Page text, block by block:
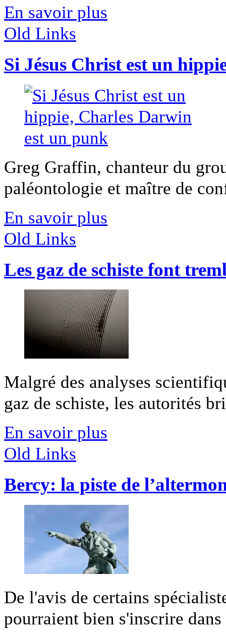
En savoir plus
Old Links
Si Jésus Christ est un
Greg Graffin, chanteur du
paléontologie et maître de
En savoir plus
Old Links
Les gaz de schiste font
Malgré des analyses
gaz de schiste, les autorités
En savoir plus
Old Links
Bercy: la piste de
De l'avis de certains
pourraient bien s'inscrire